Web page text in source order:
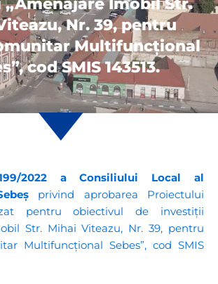
Imobil Str.
Nr. 39, pentru
Multifuncțional
cod SMIS 143513.
2022 a Consiliului Local al
privind aprobarea Proiectului
pentru obiectivul de investiţii
Str. Mihai Viteazu, Nr. 39, pentru
Multifuncțional Sebes”, cod SMIS